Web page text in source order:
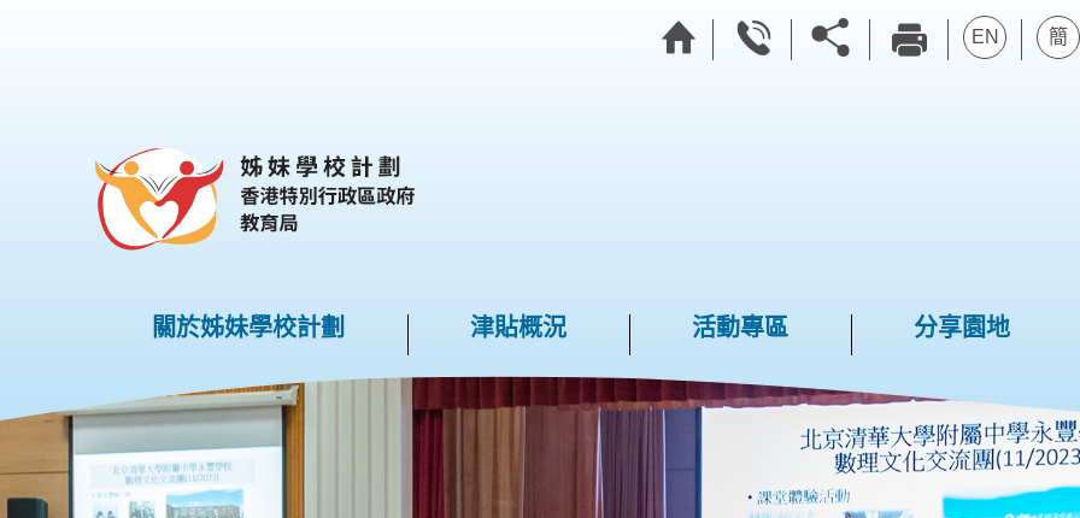
EN
簡
關於姊妹學校計劃 津貼概況 活動專區 分享園地